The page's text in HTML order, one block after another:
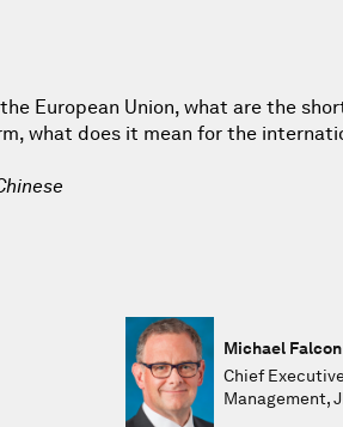
European Union, what are the
what does it mean for the
Michael Falcon
Chief
Management,